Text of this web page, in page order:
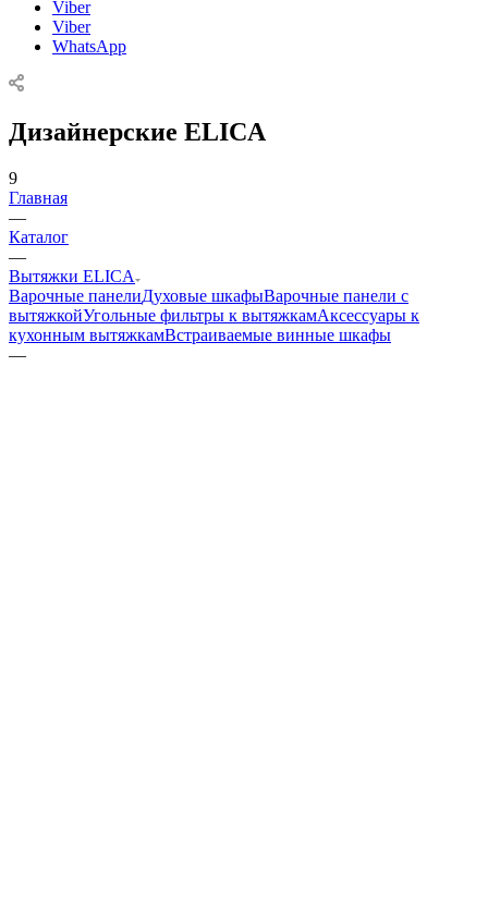
Viber
Viber
WhatsApp
Дизайнерские ELICA
9
Главная
—
Каталог
—
Вытяжки ELICA
Варочные панелиДуховые шкафыВарочные панели с
вытяжкойУгольные фильтры к вытяжкамАксессуары к
кухонным вытяжкамВстраиваемые винные шкафы
—